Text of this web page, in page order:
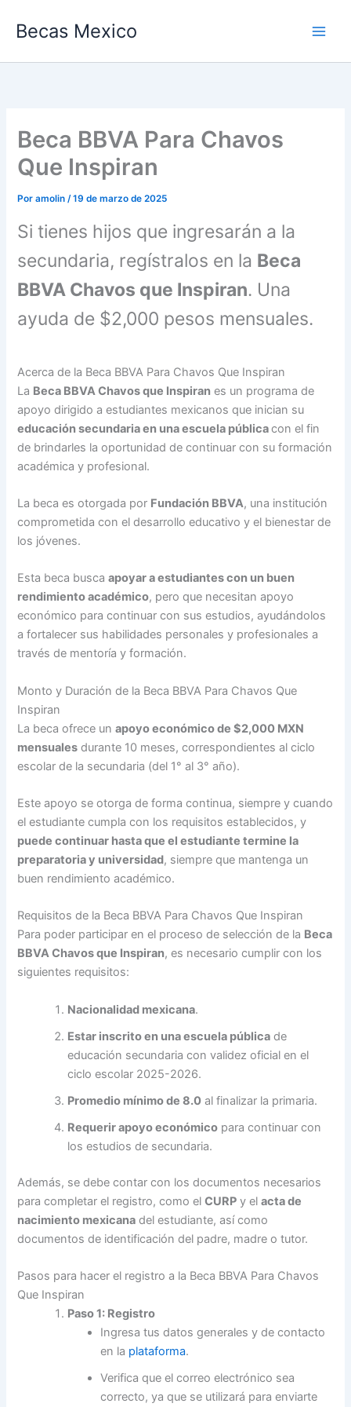
Becas Mexico
Beca BBVA Para Chavos
Que Inspiran
Poramolin/19 de marzo de 2025
Si tienes hijos que ingresarán a la
secundaria, regístralos en la Beca
BBVA Chavos que Inspiran. Una
ayuda de $2,000 pesos mensuales.
Acerca de la Beca BBVA Para Chavos Que Inspiran
La Beca BBVA Chavos que Inspiran es un programa de
apoyo dirigido a estudiantes mexicanos que inician su
educación secundaria en una escuela públicacon el fin
de brindarles la oportunidad de continuar con su formación
académica y profesional.
La beca es otorgada por Fundación BBVA, una institución
comprometida con el desarrollo educativo y el bienestar de
los jóvenes.
Esta beca buscaapoyar a estudiantes con un buen
rendimiento académico, pero que necesitan apoyo
económico para continuar con sus estudios, ayudándolos
a fortalecer sus habilidades personales y profesionales a
través de mentoría y formación.
Monto y Duración de la Beca BBVA Para Chavos Que
Inspiran
La beca ofrece unapoyo económico de $2,000 MXN
mensuales durante 10 meses, correspondientes al ciclo
escolar de la secundaria (del 1° al 3° año).
Este apoyo se otorga de forma continua, siempre y cuando
el estudiante cumpla con los requisitos establecidos, y
puede continuar hasta que el estudiante termine la
preparatoria y universidad, siempre que mantenga un
buen rendimiento académico.
Requisitos de la Beca BBVA Para Chavos Que Inspiran
Para poder participar en el proceso de selección de la Beca
BBVA Chavos que Inspiran, es necesario cumplir con los
siguientes requisitos:
Nacionalidad mexicana.
Estar inscrito en una escuela pública de
educación secundaria con validez oficial en el
ciclo escolar 2025-2026.
Promedio mínimo de 8.0 al finalizar la primaria.
Requerir apoyo económico para continuar con
los estudios de secundaria.
Además, se debe contar con los documentos necesarios
para completar el registro, como elCURP y elacta de
nacimiento mexicana del estudiante, así como
documentos de identificación del padre, madre o tutor.
Pasos para hacer el registro a la Beca BBVA Para Chavos
Que Inspiran
Paso 1: Registro
Ingresa tus datos generales y de contacto
en la plataforma.
Verifica que el correo electrónico sea
correcto, ya que se utilizará para enviarte